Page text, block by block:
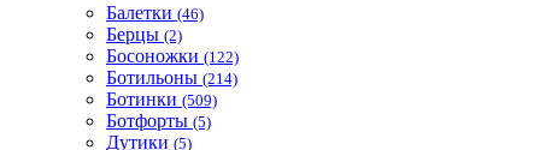
Балетки (46)
Берцы (2)
Босоножки (122)
Ботильоны (214)
Ботинки (509)
Ботфорты (5)
Дутики (5)